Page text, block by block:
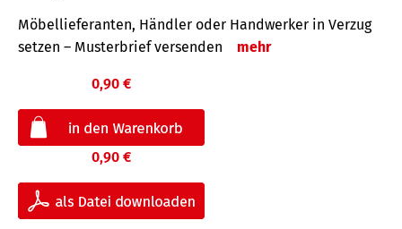
Möbellieferanten, Händler oder Handwerker in Verzug
setzen – Musterbrief versenden
mehr
0,90 €
0,90 €